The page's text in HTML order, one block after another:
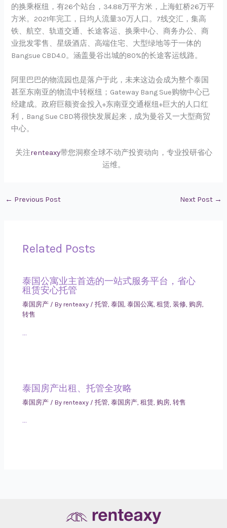
的换乘枢纽，有26个站台，34.88万平方米，上海虹桥26万平
方米。2021年完工，日均人流量30万人口。7线交汇，集高
铁、航空、轨道交通、长途客运、换乘中心、商务办公、商
业批发零售、星级酒店、高端住宅、大型绿地等于一体的
Bangsue CBD4.0。涵盖曼谷出城的80%的长途客运线路。
阿里巴巴的物流园也是落户于此，未来这边会成为整个泰国
甚至东南亚的物流中转枢纽；Gateway Bang Sue购物中心已
经建成。政府巨额资金投入+东南亚交通枢纽+巨大的人口红
利，Bang Sue CBD将很快发展起来，成为曼谷又一大型商贸
中心。
关注renteaxy带您洞察全球不动产投资动向，专业投研省心
运维。
← Previous Post Next Post →
Related Posts
泰国公寓业主首选的一站式服务平台，省心
租赁安心托管
泰国房产 / By renteaxy /托管,泰国,泰国公寓,租赁,装修, 购房,
转售
…
泰国房产出租、托管全攻略
泰国房产 / By renteaxy /托管 ,泰国房产 ,租赁 购房 ,转售
…